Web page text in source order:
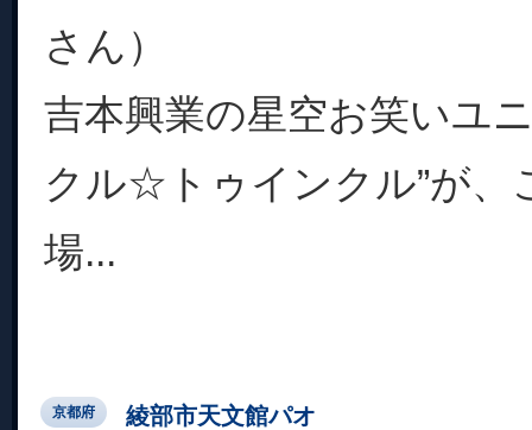
さん）
吉本興業の星空お笑いユ
クル☆トゥインクル”が、
場...
京都府 綾部市天文館パオ